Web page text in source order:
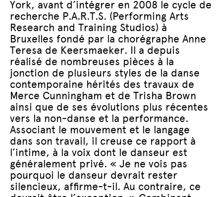
York, avant d’intégrer en 2008 le cycle de
recherche P.A.R.T.S. (Performing Arts
Research and Training Studios) à
Bruxelles fondé par la chorégraphe Anne
Teresa de Keersmaeker. Il a depuis
réalisé de nombreuses pièces à la
jonction de plusieurs styles de la danse
contemporaine hérités des travaux de
Merce Cunningham et de Trisha Brown
ainsi que de ses évolutions plus récentes
vers la non-danse et la performance.
Associant le mouvement et le langage
dans son travail, il creuse ce rapport à
l’intime, à la voix dont le danseur est
généralement privé. « Je ne vois pas
pourquoi le danseur devrait rester
silencieux, affirme-t-il. Au contraire, ce